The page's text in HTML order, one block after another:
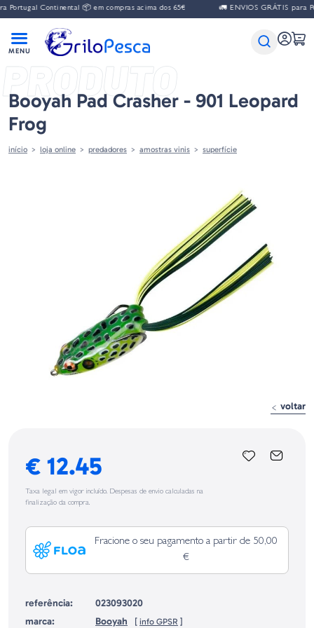
Continental 📦 em compras acima dos 65€ 🚛 ENVIOS GRÁTIS para
PRODUTO
Booyah Pad Crasher - 901 Leopard
Frog
início loja online predadores amostras vinis superfície
voltar
€ 12.45
Taxa legal em vigor incluído. Despesas de envio calculadas na
finalização da compra.
Fracione o seu pagamento a partir de 50,00
€
referência:
023093020
marca:
Booyah [ info GPSR ]